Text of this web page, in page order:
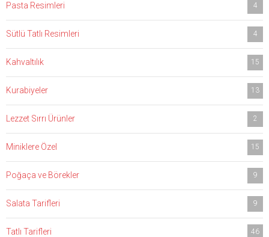
Pasta Resimleri 4
Sütlü Tatlı Resimleri 4
Kahvaltılık 15
Kurabiyeler 13
Lezzet Sırrı Ürünler 2
Miniklere Özel 15
Poğaça ve Börekler 9
Salata Tarifleri 9
Tatlı Tarifleri 46